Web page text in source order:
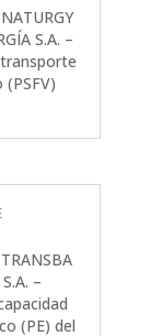
S.A. –
–
(PE) del